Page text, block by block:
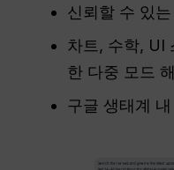
신뢰할 수 있
차트, 수학, UI
한 다중 모드
구글 생태계